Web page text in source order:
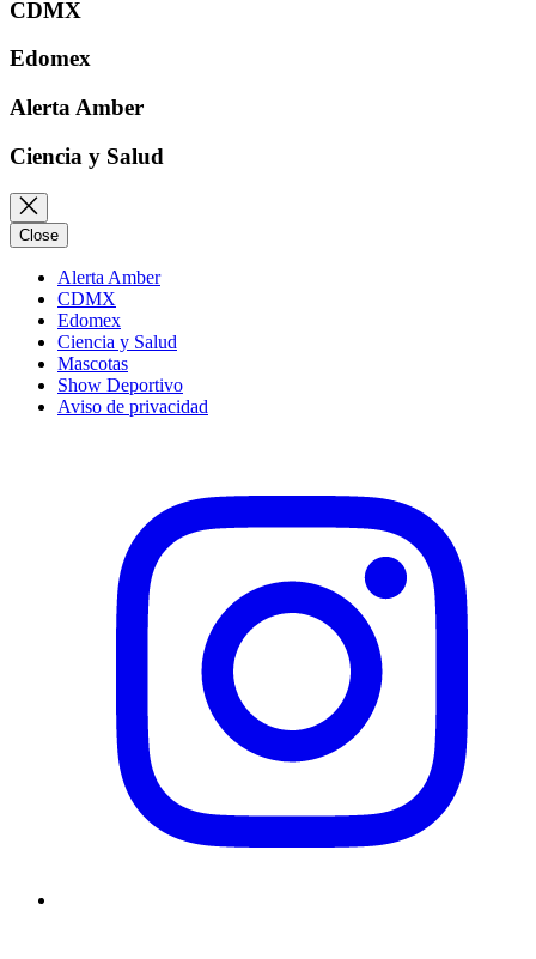
CDMX
Edomex
Alerta Amber
Ciencia y Salud
Close
Alerta Amber
CDMX
Edomex
Ciencia y Salud
Mascotas
Show Deportivo
Aviso de privacidad